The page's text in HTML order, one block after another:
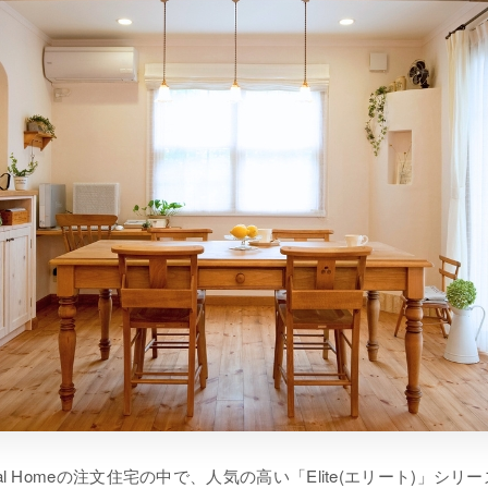
Homeの注文住宅の中で、人気の高い「Elite(エリート)」シリー